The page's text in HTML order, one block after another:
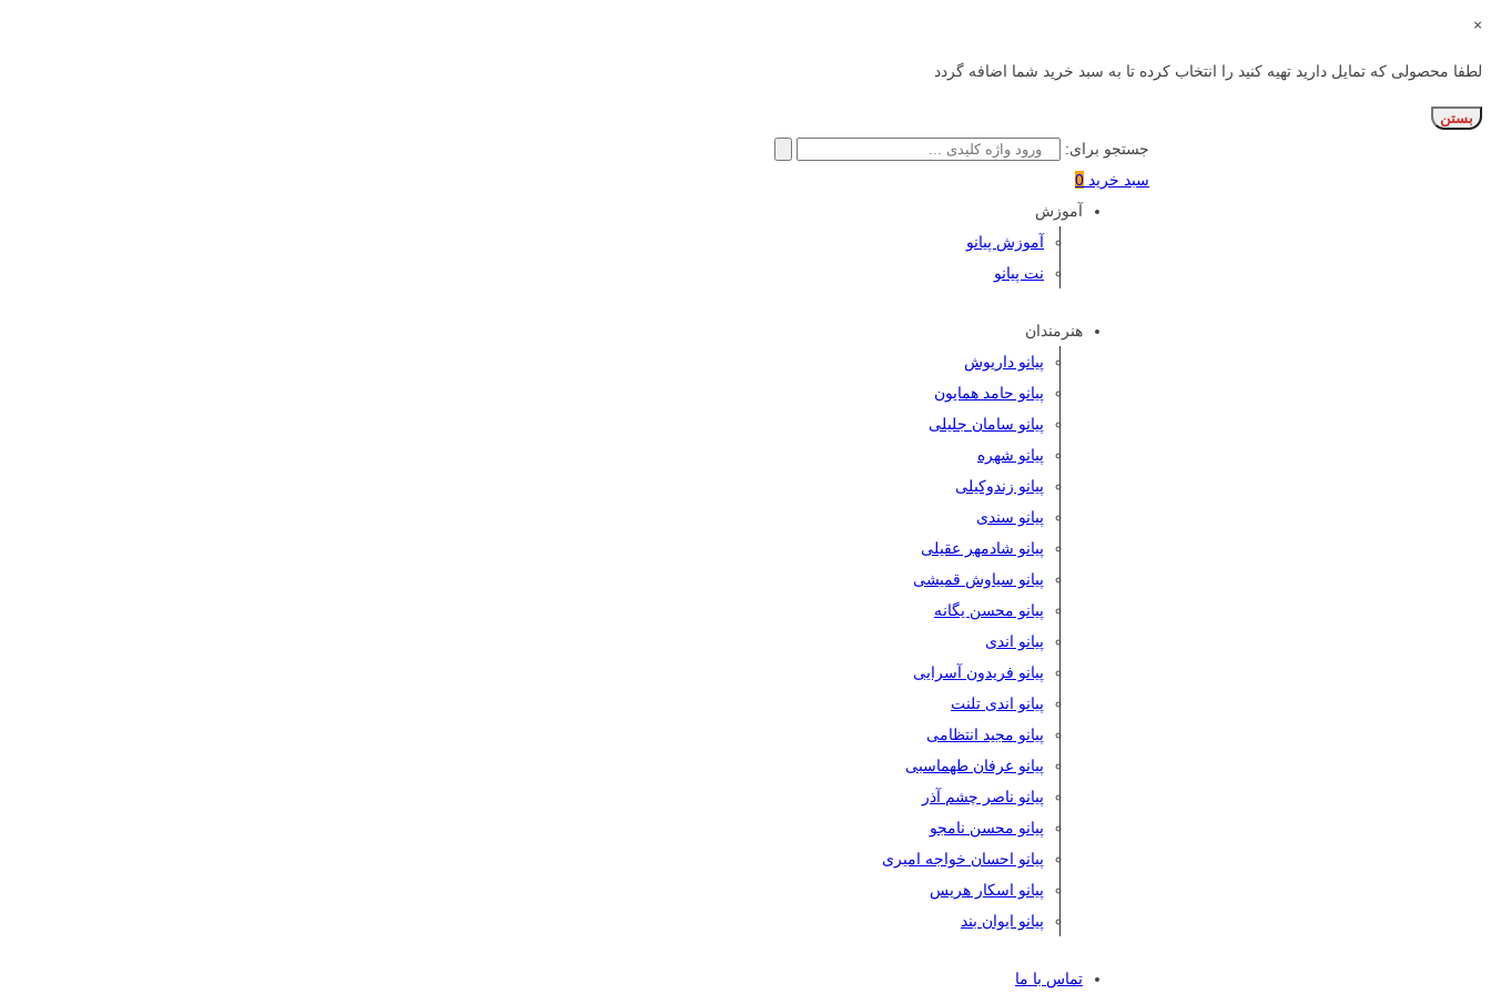
×
لطفا محصولی که تمایل دارید تهیه کنید را انتخاب کرده تا به سبد خرید شما اضافه گردد
بستن
جستجو برای:
سبد خرید 0
آموزش
آموزش پیانو
نت پیانو
هنرمندان
پیانو داریوش
پیانو حامد همایون
پیانو سامان جلیلی
پیانو شهره
پیانو زندوکیلی
پیانو سندی
پیانو شادمهر عقیلی
پیانو سیاوش قمیشی
پیانو محسن یگانه
پیانو اندی
پیانو فریدون آسرایی
پیانو اندی تلنت
پیانو مجید انتظامی
پیانو عرفان طهماسبی
پیانو ناصر چشم آذر
پیانو محسن نامجو
پیانو احسان خواجه امیری
پیانو اسکار هریس
پیانو ایوان بند
تماس با ما